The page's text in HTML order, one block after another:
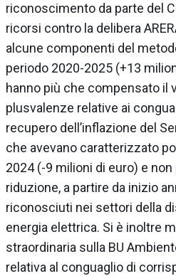
riconoscimento da parte del
ricorsi contro la delibera
alcune componenti del
periodo 2020-2025 (+13
hanno più che compensato il
plusvalenze relative ai
recupero dell’inflazione del
che avevano caratterizzato
2024 (-9 milioni di euro) e
riduzione, a partire da inizio
riconosciuti nei settori della
energia elettrica. Si è inoltre
straordinaria sulla BU
relativa al conguaglio di